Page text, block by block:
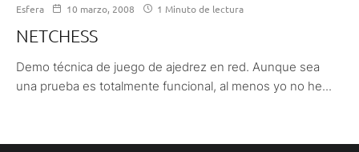
Esfera 10 marzo, 2008 1 Minuto de lectura
NETCHESS
Demo técnica de juego de ajedrez en red. Aunque sea
una prueba es totalmente funcional, al menos yo no he...